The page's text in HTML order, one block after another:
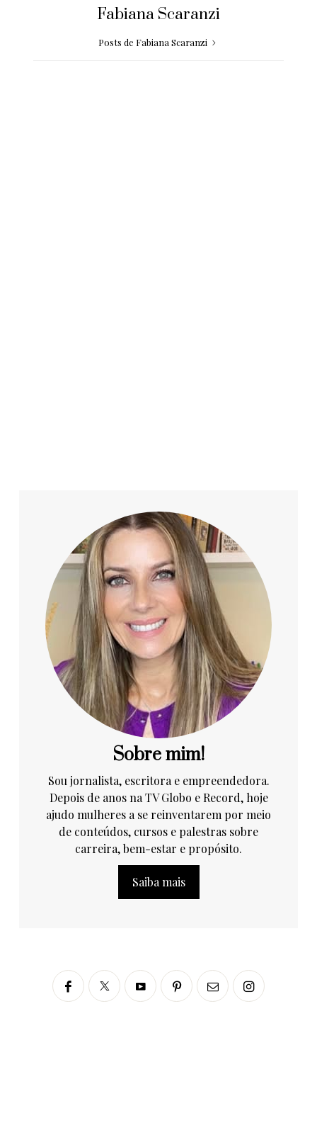
Fabiana Scaranzi
Posts de Fabiana Scaranzi
Sobre mim!
Sou jornalista, escritora e empreendedora.
Depois de anos na TV Globo e Record, hoje
ajudo mulheres a se reinventarem por meio
de conteúdos, cursos e palestras sobre
carreira, bem-estar e propósito.
Saiba mais